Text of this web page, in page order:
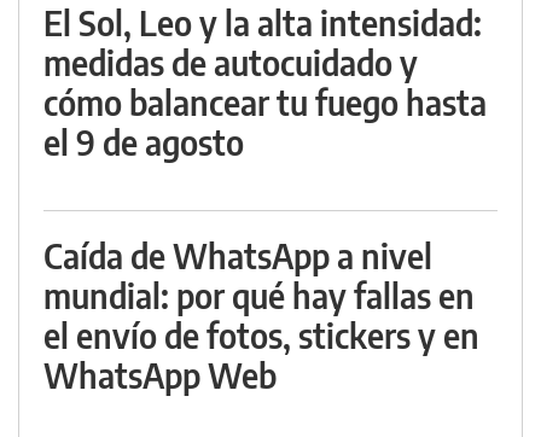
El Sol, Leo y la alta intensidad:
medidas de autocuidado y
cómo balancear tu fuego hasta
el 9 de agosto
Caída de WhatsApp a nivel
mundial: por qué hay fallas en
el envío de fotos, stickers y en
WhatsApp Web